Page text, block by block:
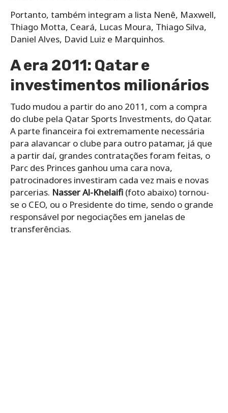
Portanto, também integram a lista Nenê, Maxwell,
Thiago Motta, Ceará, Lucas Moura, Thiago Silva,
Daniel Alves, David Luiz e Marquinhos.
A era 2011: Qatar e
investimentos milionários
Tudo mudou a partir do ano 2011, com a compra
do clube pela Qatar Sports Investments, do Qatar.
A parte financeira foi extremamente necessária
para alavancar o clube para outro patamar, já que
a partir daí, grandes contratações foram feitas, o
Parc des Princes ganhou uma cara nova,
patrocinadores investiram cada vez mais e novas
parcerias. Nasser Al-Khelaifi (foto abaixo) tornou-
se o CEO, ou o Presidente do time, sendo o grande
responsável por negociações em janelas de
transferências.